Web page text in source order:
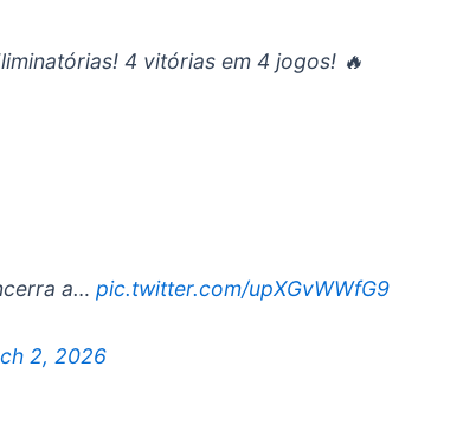
4 vitórias em 4 jogos! 🔥
a…pic.twitter.com/upXGvWWfG9
2, 2026